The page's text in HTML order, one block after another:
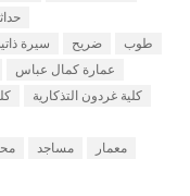
سيرة ضريح
طوب
عمارة كمال عباس
كلية غردون التذكارية
مساجد
معمار